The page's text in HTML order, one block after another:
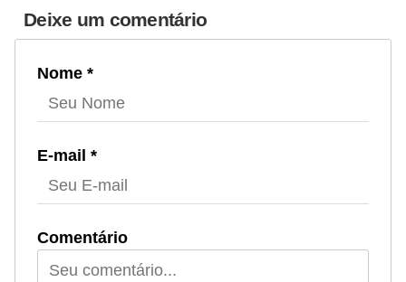
Deixe um comentário
Nome *
E-mail *
Comentário